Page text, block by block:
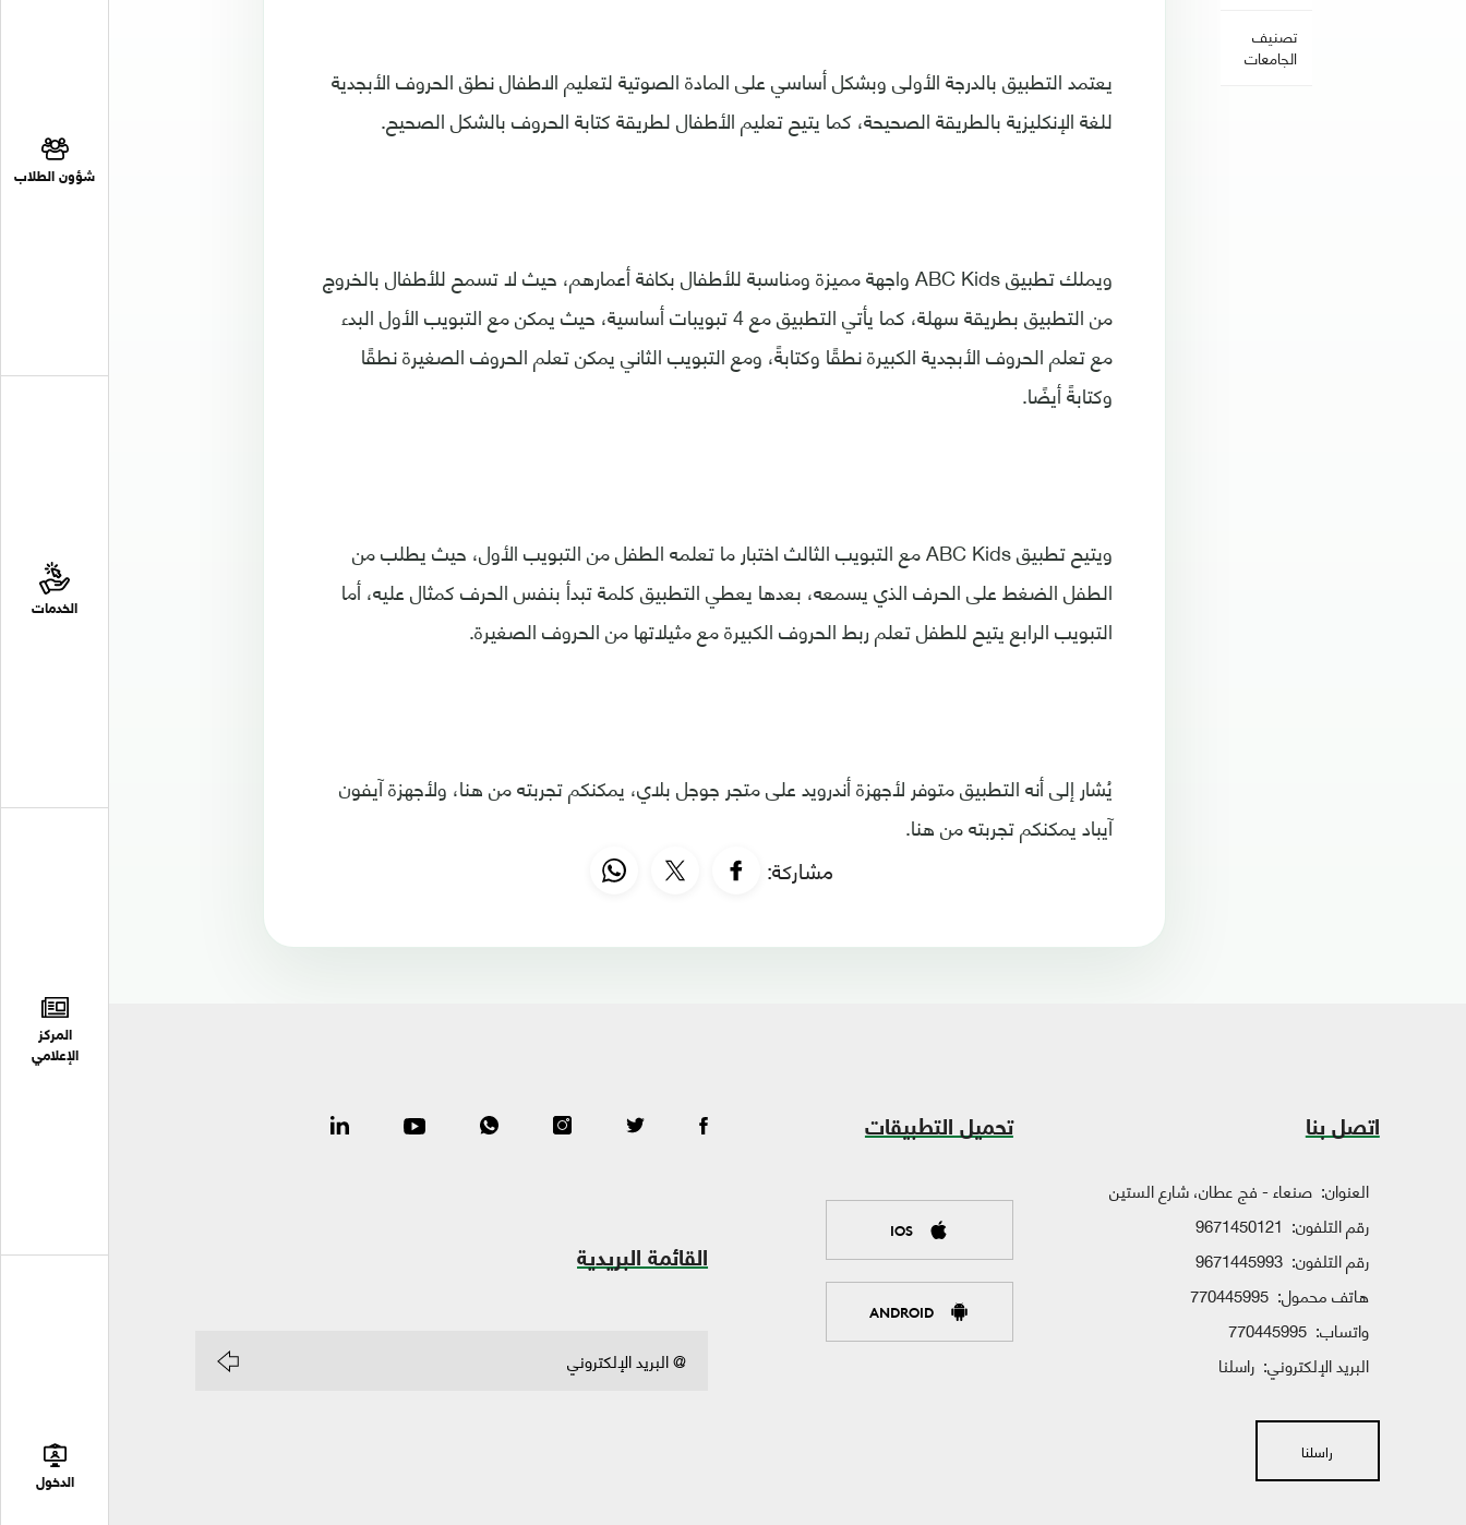
شؤون الطلاب
الخدمات
المركز
الإعلامي
الدخول
تصنيف
الجامعات
يعتمد التطبيق بالدرجة الأولى وبشكل أساسي على المادة الصوتية لتعليم الاطفال نطق الحروف الأبجدية
للغة الإنكليزية بالطريقة الصحيحة، كما يتيح تعليم الأطفال لطريقة كتابة الحروف بالشكل الصحيح.
ويملك تطبيق ABC Kids واجهة مميزة ومناسبة للأطفال بكافة أعمارهم، حيث لا تسمح للأطفال بالخروج
من التطبيق بطريقة سهلة، كما يأتي التطبيق مع 4 تبويبات أساسية، حيث يمكن مع التبويب الأول البدء
مع تعلم الحروف الأبجدية الكبيرة نطقًا وكتابةً، ومع التبويب الثاني يمكن تعلم الحروف الصغيرة نطقًا
وكتابةً أيضًا.
ويتيح تطبيق ABC Kids مع التبويب الثالث اختبار ما تعلمه الطفل من التبويب الأول، حيث يطلب من
الطفل الضغط على الحرف الذي يسمعه، بعدها يعطي التطبيق كلمة تبدأ بنفس الحرف كمثال عليه، أما
التبويب الرابع يتيح للطفل تعلم ربط الحروف الكبيرة مع مثيلاتها من الحروف الصغيرة.
يُشار إلى أنه التطبيق متوفر لأجهزة أندرويد على متجر جوجل بلاي، يمكنكم تجربته من هنا، ولأجهزة آيفون
آيباد يمكنكم تجربته من هنا.
مشاركة:
اتصل بنا
العنوان: صنعاء - فج عطان، شارع الستين
رقم التلفون: 9671450121
رقم التلفون: 9671445993
هاتف محمول: 770445995
واتساب: 770445995
البريد الإلكتروني: راسلنا
راسلنا
تحميل التطبيقات
IOS
ANDROID
القائمة البريدية